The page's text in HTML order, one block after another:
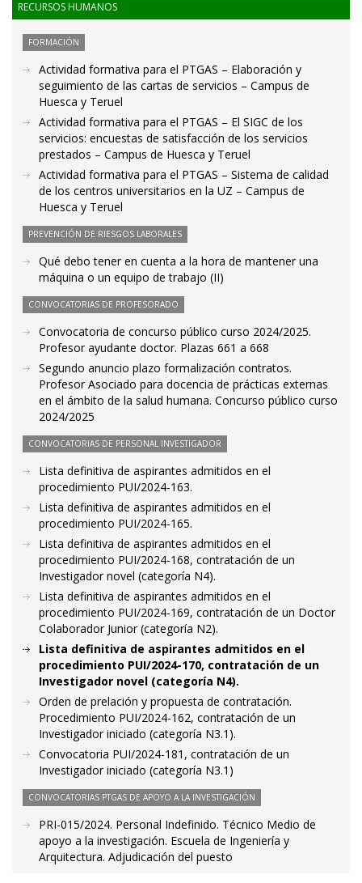
RECURSOS HUMANOS
FORMACIÓN
Actividad formativa para el PTGAS – Elaboración y
seguimiento de las cartas de servicios – Campus de
Huesca y Teruel
Actividad formativa para el PTGAS – El SIGC de los
servicios: encuestas de satisfacción de los servicios
prestados – Campus de Huesca y Teruel
Actividad formativa para el PTGAS – Sistema de calidad
de los centros universitarios en la UZ – Campus de
Huesca y Teruel
PREVENCIÓN DE RIESGOS LABORALES
Qué debo tener en cuenta a la hora de mantener una
máquina o un equipo de trabajo (II)
CONVOCATORIAS DE PROFESORADO
Convocatoria de concurso público curso 2024/2025.
Profesor ayudante doctor. Plazas 661 a 668
Segundo anuncio plazo formalización contratos.
Profesor Asociado para docencia de prácticas externas
en el ámbito de la salud humana. Concurso público curso
2024/2025
CONVOCATORIAS DE PERSONAL INVESTIGADOR
Lista definitiva de aspirantes admitidos en el
procedimiento PUI/2024-163.
Lista definitiva de aspirantes admitidos en el
procedimiento PUI/2024-165.
Lista definitiva de aspirantes admitidos en el
procedimiento PUI/2024-168, contratación de un
Investigador novel (categoría N4).
Lista definitiva de aspirantes admitidos en el
procedimiento PUI/2024-169, contratación de un Doctor
Colaborador Junior (categoría N2).
Lista definitiva de aspirantes admitidos en el
procedimiento PUI/2024-170, contratación de un
Investigador novel (categoría N4).
Orden de prelación y propuesta de contratación.
Procedimiento PUI/2024-162, contratación de un
Investigador iniciado (categoría N3.1).
Convocatoria PUI/2024-181, contratación de un
Investigador iniciado (categoría N3.1)
CONVOCATORIAS PTGAS DE APOYO A LA INVESTIGACIÓN
PRI-015/2024. Personal Indefinido. Técnico Medio de
apoyo a la investigación. Escuela de Ingeniería y
Arquitectura. Adjudicación del puesto